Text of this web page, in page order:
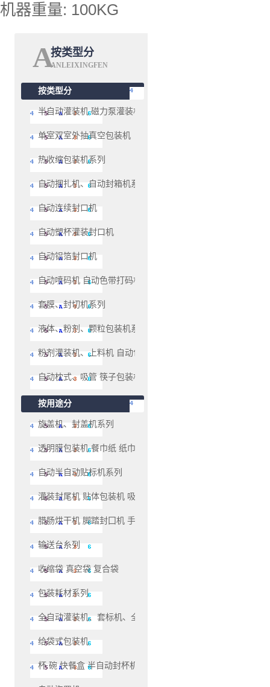
机器重量: 100KG
A按类型分
ANLEIXINGFEN
按类型分
半自动灌装机 磁力泵灌装机系列
单室双室外抽真空包装机
热收缩包装机系列
自动捆扎机、自动封箱机系列
自动连续封口机
自动塑杯灌装封口机
自动铝箔封口机
自动喷码机 自动色带打码机、油墨移印机系列
套膜、封切机系列
液体、粉剂、颗粒包装机系列
粉剂灌装机、上料机 自动包装机系列
自动枕式、吸管 筷子包装机
按用途分
旋盖机、封盖机系列
透明膜包装机 餐巾纸 纸巾 包装机系列
自动半自动贴标机系列
灌装封尾机 贴体包装机 吸塑包装机系列
腊肠烘干机 脚踏封囗机 手压封口机系列
输送台糸列
收缩袋 真空袋 复合袋
包装耗材系列
全自动灌装机、套标机、全自动生产线灌装机系列
给袋式包装机
杯 碗 快餐盒 半自动封杯机和自动封杯机